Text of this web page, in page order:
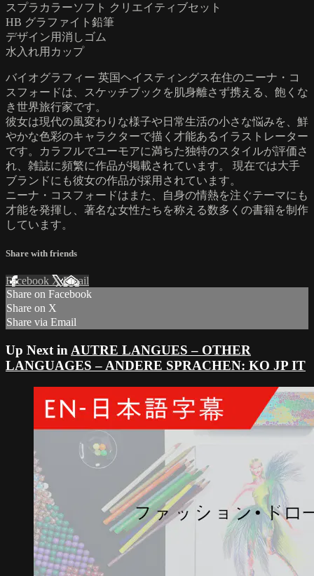
スプラカラーソフト クリエイティブセット
HB グラファイト鉛筆
デザイン用消しゴム
水入れ用カップ
バイオグラフィー 英国ヘイスティングス在住のニーナ・コ
スフォードは、スケッチブックを肌身離さず携える、飽くな
き世界旅行家です。
彼女は現代の風変わりな様子や日常生活の小さな悩みを、鮮
やかな色彩のキャラクターで描く才能あるイラストレーター
です。カラフルでユーモアに満ちた独特のスタイルが評価さ
れ、雑誌に頻繁に作品が掲載されています。 現在では大手
ブランドにも彼女の作品が採用されています。
ニーナ・コスフォードはまた、自身の情熱を注ぐテーマにも
才能を発揮し、著名な女性たちを称える数多くの書籍を制作
しています。
Share with friends
Facebook XEmail
Share on Facebook
Share on X
Share via Email
Up Next in AUTRE LANGUES – OTHER
LANGUAGES – ANDERE SPRACHEN: KO JP IT